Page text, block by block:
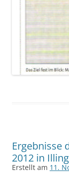
Ergebnisse
2012 in
Erstellt am 11.